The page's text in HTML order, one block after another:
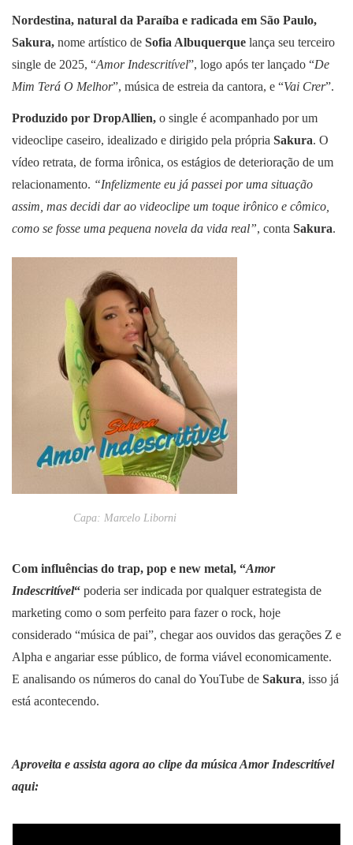
Nordestina, natural da Paraíba e radicada em São Paulo,
Sakura, nome artístico de Sofia Albuquerque lança seu terceiro
single de 2025, “Amor Indescritível”, logo após ter lançado “De
Mim Terá O Melhor”, música de estreia da cantora, e “Vai Crer”.
Produzido por DropAllien, o single é acompanhado por um
videoclipe caseiro, idealizado e dirigido pela própria Sakura. O
vídeo retrata, de forma irônica, os estágios de deterioração de um
relacionamento. “Infelizmente eu já passei por uma situação
assim, mas decidi dar ao videoclipe um toque irônico e cômico,
como se fosse uma pequena novela da vida real”, conta Sakura.
Capa: Marcelo Liborni
Com influências do trap, pop e new metal, “Amor
Indescritível“ poderia ser indicada por qualquer estrategista de
marketing como o som perfeito para fazer o rock, hoje
considerado “música de pai”, chegar aos ouvidos das gerações Z e
Alpha e angariar esse público, de forma viável economicamente.
E analisando os números do canal do YouTube de Sakura, isso já
está acontecendo.
Aproveita e assista agora ao clipe da música Amor Indescritível
aqui: